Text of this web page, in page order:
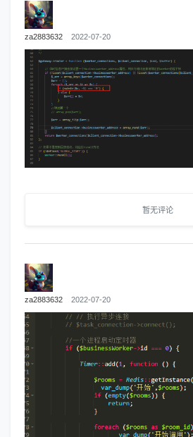
za2883632 2022-07-20
暂无评论
za2883632 2022-07-20